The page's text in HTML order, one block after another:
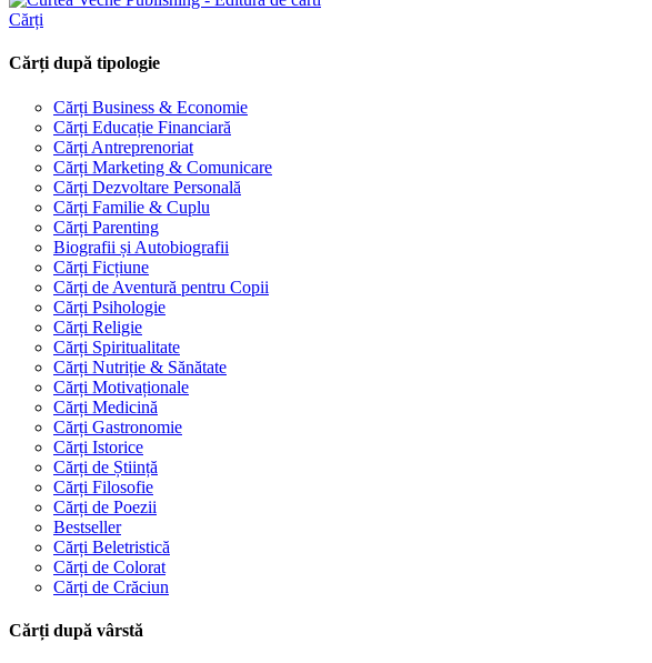
Cărți
Cărți după tipologie
Cărți Business & Economie
Cărți Educație Financiară
Cărți Antreprenoriat
Cărți Marketing & Comunicare
Cărți Dezvoltare Personală
Cărți Familie & Cuplu
Cărți Parenting
Biografii și Autobiografii
Cărți Ficțiune
Cărți de Aventură pentru Copii
Cărți Psihologie
Cărți Religie
Cărți Spiritualitate
Cărți Nutriție & Sănătate
Cărți Motivaționale
Cărți Medicină
Cărți Gastronomie
Cărți Istorice
Cărți de Știință
Cărți Filosofie
Cărți de Poezii
Bestseller
Cărți Beletristică
Cărți de Colorat
Cărți de Crăciun
Cărți după vârstă